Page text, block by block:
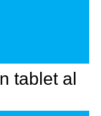
tablet al